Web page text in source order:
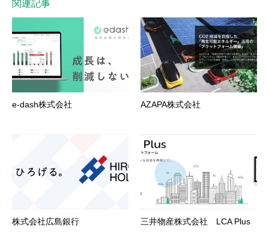
関連記事
e-dash株式会社 AZAPA株式会社
株式会社広島銀行 三井物産株式会社 LCA Plus